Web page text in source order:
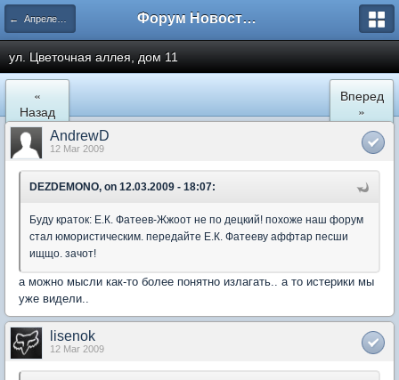
← Апрелевка Форум Новостройки
ул. Цветочная аллея, дом 11
«
Назад
Вперед
»
AndrewD
12 Mar 2009
DEZDEMONO, on 12.03.2009 - 18:07:
Буду краток: Е.К. Фатеев-Жжоот не по децкий! похоже наш форум
стал юмористическим. передайте Е.К. Фатееву аффтар песши
ищщо. зачот!
а можно мысли как-то более понятно излагать.. а то истерики мы
уже видели..
lisenok
12 Mar 2009